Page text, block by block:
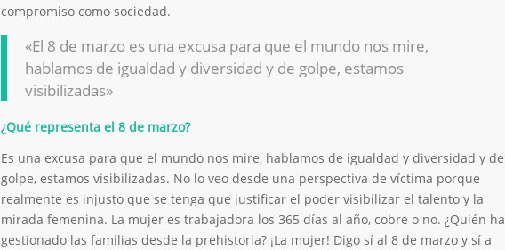
compromiso como sociedad.
«El 8 de marzo es una excusa para que el mundo nos mire,
hablamos de igualdad y diversidad y de golpe, estamos
visibilizadas»
¿Qué representa el 8 de marzo?
Es una excusa para que el mundo nos mire, hablamos de igualdad y diversidad y de
golpe, estamos visibilizadas. No lo veo desde una perspectiva de víctima porque
realmente es injusto que se tenga que justificar el poder visibilizar el talento y la
mirada femenina. La mujer es trabajadora los 365 días al año, cobre o no. ¿Quién ha
gestionado las familias desde la prehistoria? ¡La mujer! Digo sí al 8 de marzo y sí a